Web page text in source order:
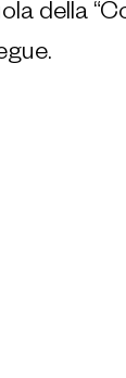
della